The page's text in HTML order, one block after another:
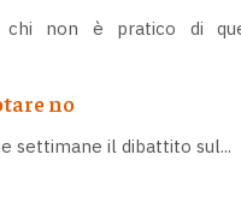
chi non è pratico di
no
settimane il dibattito sul...